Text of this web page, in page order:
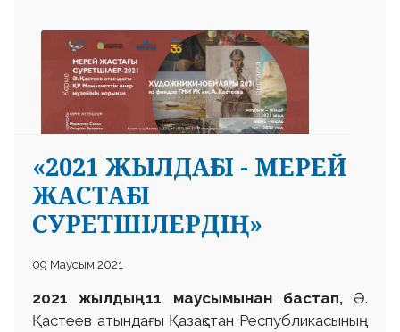
«2021 ЖЫЛДАҒЫ - МЕРЕЙ
ЖАСТАҒЫ
СУРЕТШІЛЕРДІҢ»
09 Маусым 2021
2021 жылдың 11 маусымынан бастап, Ә.
Қастеев атындағы Қазақстан Республикасының